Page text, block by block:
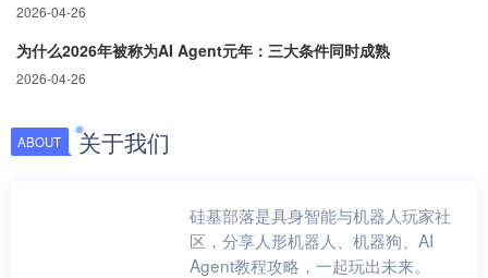
2026-04-26
为什么2026年被称为AI Agent元年：三大条件同时成熟
2026-04-26
ABOUT 关于我们
硅基部落是具身智能与机器人玩家社
区，分享人形机器人、机器狗、AI
Agent教程攻略，一起玩出未来。